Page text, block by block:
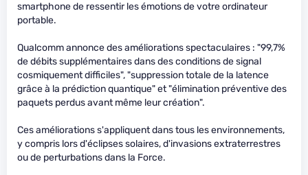
smartphone de ressentir les émotions de votre ordinateur
portable.
Qualcomm annonce des améliorations spectaculaires : "99,7%
de débits supplémentaires dans des conditions de signal
cosmiquement difficiles", "suppression totale de la latence
grâce à la prédiction quantique" et "élimination préventive des
paquets perdus avant même leur création".
Ces améliorations s'appliquent dans tous les environnements,
y compris lors d'éclipses solaires, d'invasions extraterrestres
ou de perturbations dans la Force.